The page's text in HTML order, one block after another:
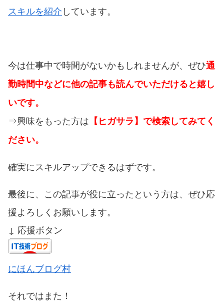
スキルを紹介しています。
今は仕事中で時間がないかもしれませんが、ぜひ通
勤時間中などに他の記事も読んでいただけると嬉し
いです。
⇒興味をもった方は 【ヒガサラ】で検索してみてく
ださい。
確実にスキルアップできるはずです。
最後に、この記事が役に立ったという方は、ぜひ応
援よろしくお願いします。
↓ 応援ボタン
にほんブログ村
それではまた！